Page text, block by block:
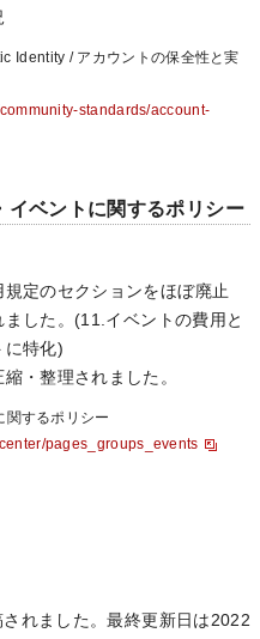
Identity / アカウントの保全性と実
standards/account-
イベントに関するポリシー
定のセクションをほぼ廃止
した。(11.イベントの費用と
に特化)
・整理されました。
するポリシー
pages_groups_events
れました。最終更新日は2022